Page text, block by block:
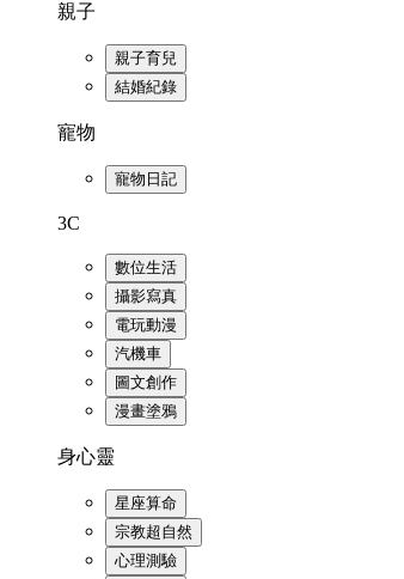
親子
親子育兒
結婚紀錄
寵物
寵物日記
3C
數位生活
攝影寫真
電玩動漫
汽機車
圖文創作
漫畫塗鴉
身心靈
星座算命
宗教超自然
心理測驗